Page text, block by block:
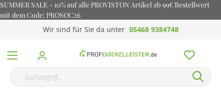
SUMMER SALE - 10% auf alle PROVISTON Artikel ab 99€ Bestellwert
mit dem Code: PROSOC26
Wir sind für Sie da unter 05468 9384748